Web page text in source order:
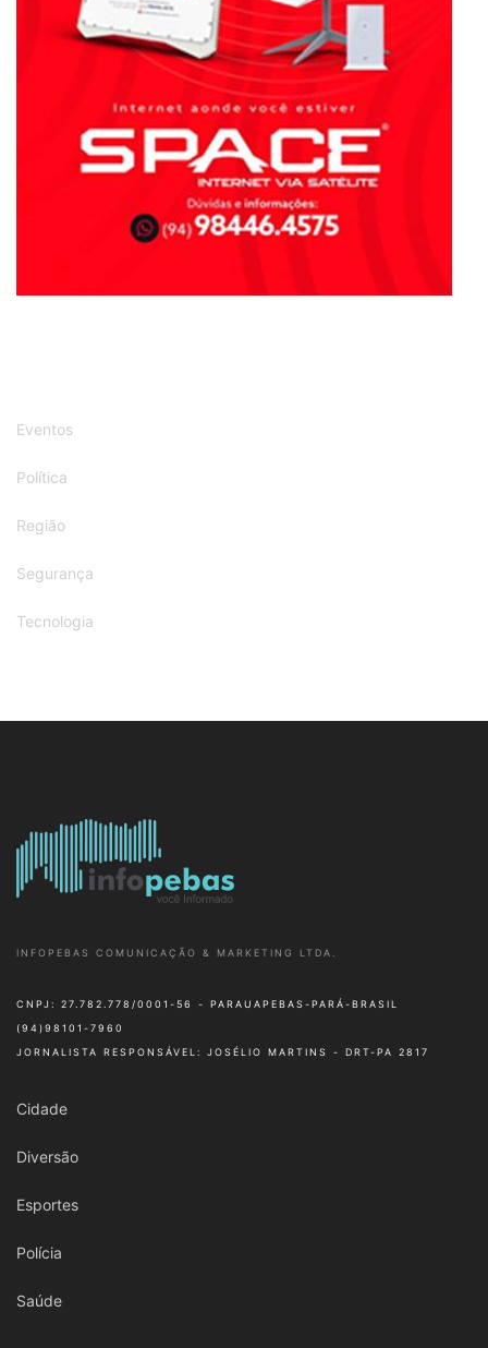
Eventos
Política
Região
Segurança
Tecnologia
INFOPEBAS COMUNICAÇÃO & MARKETING LTDA.
CNPJ: 27.782.778/0001-56 - PARAUAPEBAS-PARÁ-BRASIL
(94)98101-7960
JORNALISTA RESPONSÁVEL: JOSÉLIO MARTINS - DRT-PA 2817
Cidade
Diversão
Esportes
Polícia
Saúde